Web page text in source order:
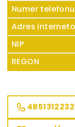
Numer telefonu
Adres
NIP
REGON